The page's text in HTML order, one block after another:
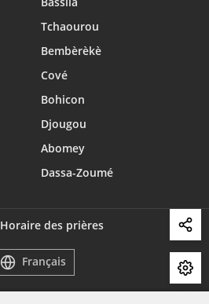
Tchaourou
Bembèrèkè
Cové
Bohicon
Djougou
Abomey
Dassa-Zoumé
Horaire des prières
Français